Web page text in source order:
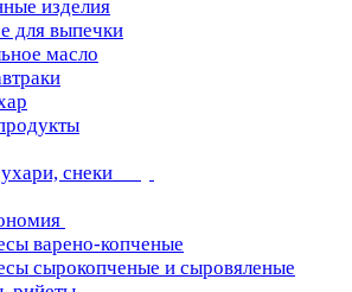
изделия
для выпечки
масло
снеки
варено-копченые
сырокопченые и сыровяленые